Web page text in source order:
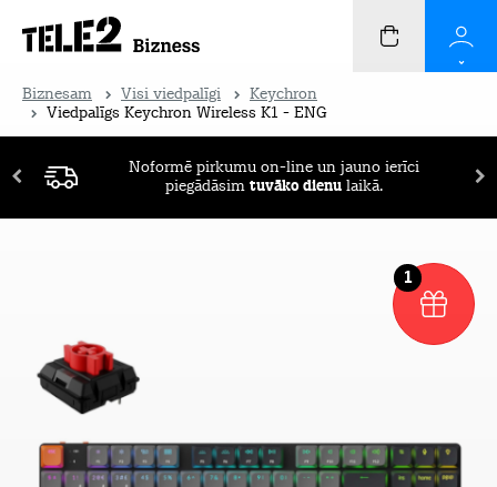
Biznesam Visi viedpalīgi
Keychron
Viedpalīgs Keychron Wireless K1 - ENG
Noformē pirkumu on-line un jauno ierīci
piegādāsim tuvāko dienu laikā.
1